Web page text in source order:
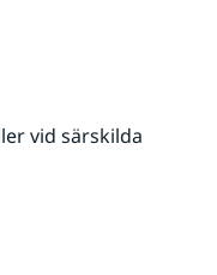
vid särskilda